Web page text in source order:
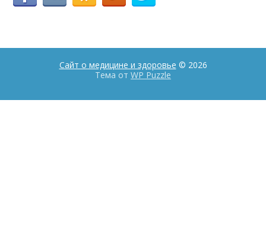
Сайт о медицине и здоровье © 2026
Тема от WP Puzzle